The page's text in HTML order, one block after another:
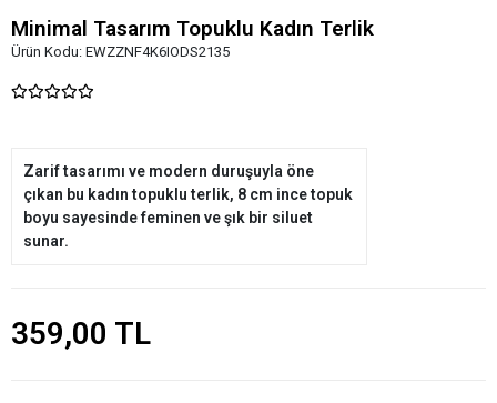
Minimal Tasarım Topuklu Kadın Terlik
Ürün Kodu: EWZZNF4K6IODS2135
Zarif tasarımı ve modern duruşuyla öne
çıkan bu kadın topuklu terlik, 8 cm ince topuk
boyu sayesinde feminen ve şık bir siluet
sunar.
359,00 TL